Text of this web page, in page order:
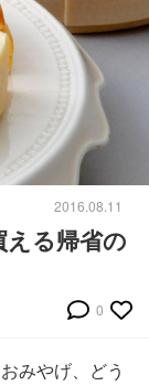
2016.08.11
る帰省の
0
みやげ、どう